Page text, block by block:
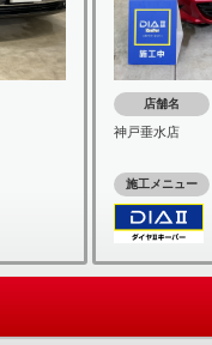
店舗名
神戸垂水店
施工メニュー